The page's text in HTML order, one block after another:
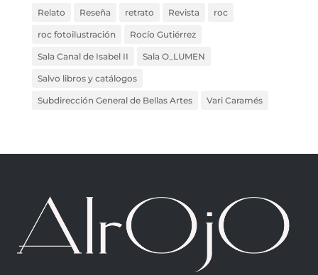
Relato Reseña retrato Revista roc
roc fotoilustración Rocío Gutiérrez
Sala Canal de Isabel II Sala O_LUMEN
Salvo libros y catálogos
Subdirección General de Bellas Artes Vari Caramés